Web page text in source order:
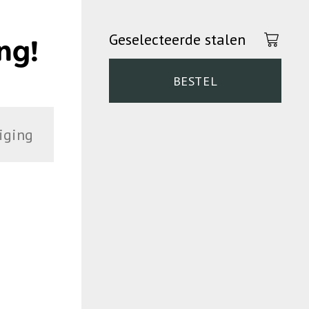
Geselecteerde stalen
BESTEL